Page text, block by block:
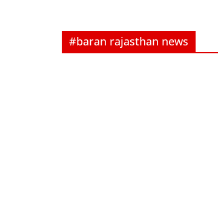
#baran rajasthan news